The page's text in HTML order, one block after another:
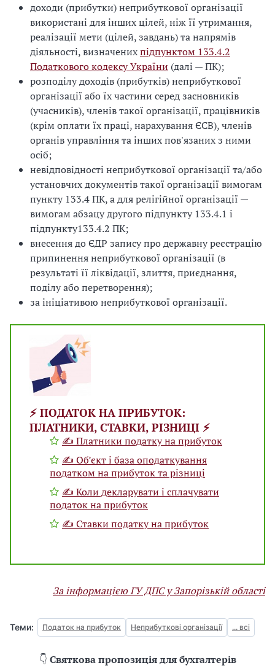
доходи (прибутки) неприбуткової організації
використані для інших цілей, ніж її утримання,
реалізації мети (цілей, завдань) та напрямів
діяльності, визначенихпідпунктом 133.4.2
Податкового кодексу України (далі — ПК);
розподілу доходів (прибутків) неприбуткової
організації або їх частини серед засновників
(учасників), членів такої організації, працівників
(крім оплати їх праці, нарахування ЄСВ), членів
органів управління та інших пов'язаних з ними
осіб;
невідповідності неприбуткової організації та/або
установчих документів такої організації вимогам
пункту 133.4 ПК, а для релігійної організації —
вимогам абзацу другого підпункту 133.4.1 і
підпункту133.4.2 ПК;
внесення до ЄДР запису про державну реєстрацію
припинення неприбуткової організації (в
результаті її ліквідації, злиття, приєднання,
поділу або перетворення);
за ініціативою неприбуткової організації.
⚡️ ПОДАТОК НА ПРИБУТОК:
ПЛАТНИКИ, СТАВКИ, РІЗНИЦІ ⚡️
✍ Платники податку на прибуток
✍ Об’єкт і база оподаткування
податком на прибуток та різниці
✍ Коли декларувати і сплачувати
податок на прибуток
✍ Ставки податку на прибуток
За інформацією ГУ ДПС у Запорізькій області
Теми: Податок на прибуток Неприбуткові організації ... всі
👇 Святкова пропозиція для бухгалтерів